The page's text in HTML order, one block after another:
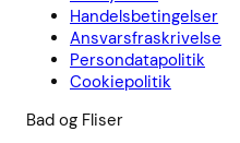
Handelsbetingelser
Ansvarsfraskrivelse
Persondatapolitik
Cookiepolitik
Bad og Fliser